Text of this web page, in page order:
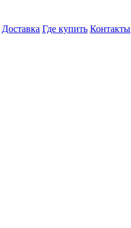
Доставка Где купить Контакты